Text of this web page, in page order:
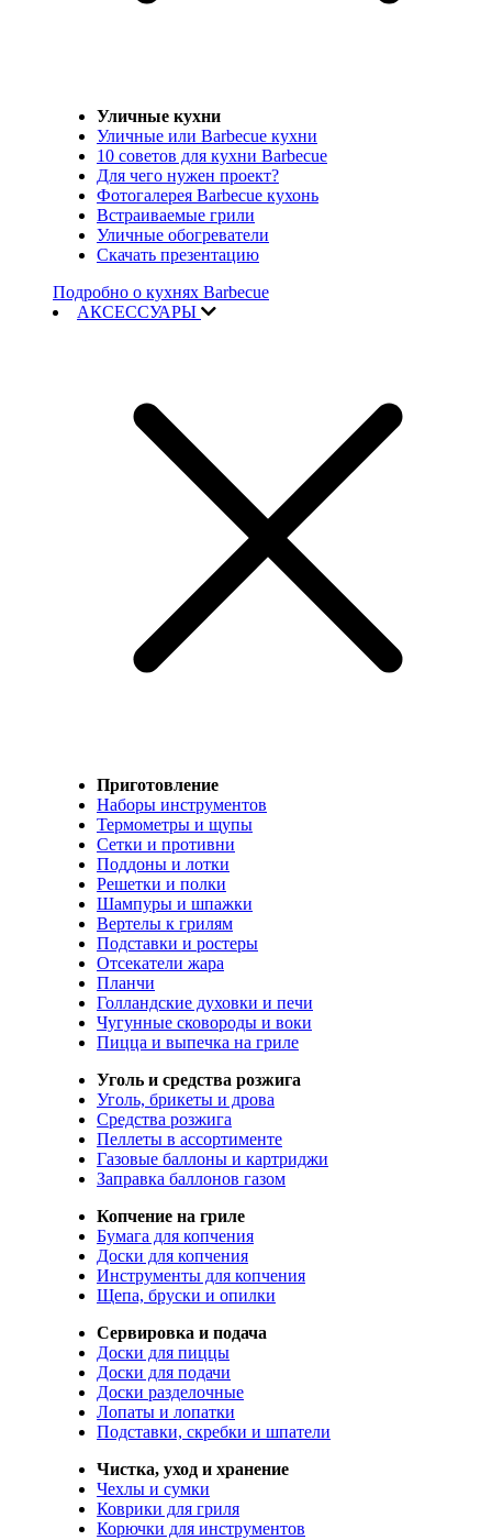
Уличные кухни
Уличные или Barbecue кухни
10 советов для кухни Barbecue
Для чего нужен проект?
Фотогалерея Barbecue кухонь
Встраиваемые грили
Уличные обогреватели
Скачать презентацию
Подробно о кухнях Barbecue
АКСЕССУАРЫ
Приготовление
Наборы инструментов
Термометры и щупы
Сетки и противни
Поддоны и лотки
Решетки и полки
Шампуры и шпажки
Вертелы к грилям
Подставки и ростеры
Отсекатели жара
Планчи
Голландские духовки и печи
Чугунные сковороды и воки
Пицца и выпечка на гриле
Уголь и средства розжига
Уголь, брикеты и дрова
Средства розжига
Пеллеты в ассортименте
Газовые баллоны и картриджи
Заправка баллонов газом
Копчение на гриле
Бумага для копчения
Доски для копчения
Инструменты для копчения
Щепа, бруски и опилки
Сервировка и подача
Доски для пиццы
Доски для подачи
Доски разделочные
Лопаты и лопатки
Подставки, скребки и шпатели
Чистка, уход и хранение
Чехлы и сумки
Коврики для гриля
Корючки для инструментов